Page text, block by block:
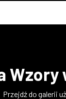
Przejdź do galerii